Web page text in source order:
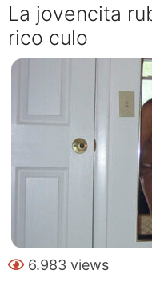
La jovencita
rico culo
6.983 views